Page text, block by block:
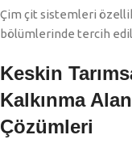
Çim çit sistemleri
bölümlerinde tercih
Keskin
Kalkınma
Çözümleri